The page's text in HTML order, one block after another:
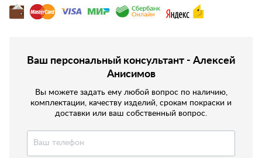
Ваш персональный консультант - Алексей
Анисимов
Вы можете задать ему любой вопрос по наличию,
комплектации, качеству изделий, срокам покраски и
доставки или ваш собственный вопрос.